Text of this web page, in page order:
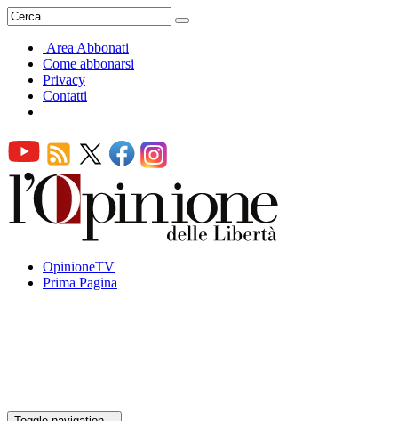
Area Abbonati
Come abbonarsi
Privacy
Contatti
OpinioneTV
Prima Pagina